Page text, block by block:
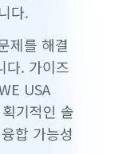
다.
제를 해결
다. 가이즈
USA
기적인 솔
합 가능성